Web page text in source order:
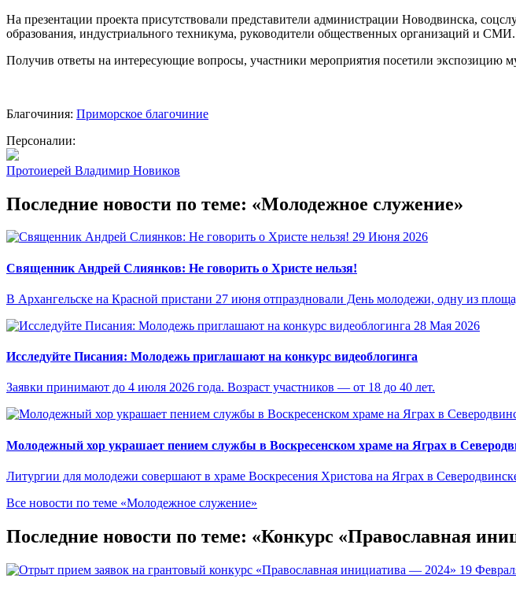
На презентации проекта присутствовали представители администрации Новодвинска,
образования, индустриального техникума, руководители общественных организаций и СМИ.
Получив ответы на интересующие вопросы, участники мероприятия посетили экспозицию
Благочиния: Приморское благочиние
Персоналии:
Протоиерей Владимир Новиков
Последние новости по теме: «Молодежное служение»
29 Июня 2026
Священник Андрей Слиянков: Не говорить о Христе нельзя!
В Архангельске на Красной пристани 27 июня отпраздновали День молодежи, одну из
28 Мая 2026
Исследуйте Писания: Молодежь приглашают на конкурс видеоблогинга
Заявки принимают до 4 июля 2026 года. Возраст участников — от 18 до 40 лет.
Молодежный хор украшает пением службы в Воскресенском храме на Яграх в
Литургии для молодежи совершают в храме Воскресения Христова на Яграх в
Все новости по теме «Молодежное служение»
Последние новости по теме: «Конкурс «Православная
19